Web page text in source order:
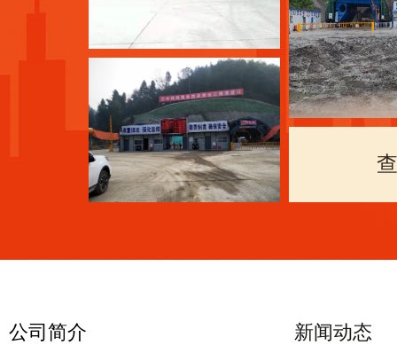
中交二公局三公司承建瓦房寨隧道
坡
中铁七局
公司简介 新闻动态